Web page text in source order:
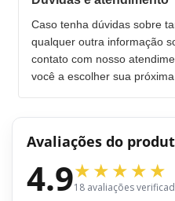
Caso tenha dúvidas sobre
qualquer outra informação
contato com nosso
você a escolher sua
Avaliações do
4.918 avaliações